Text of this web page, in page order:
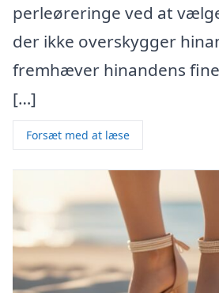
perleøreringe ved at
der ikke overskygger
fremhæver hinandens
[…]
Forsæt med at læse